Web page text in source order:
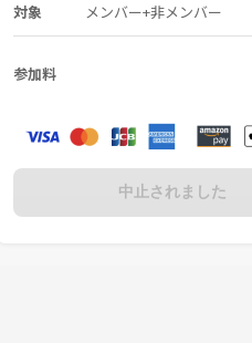
対象 メンバー+非メンバー
参加料
中止されました